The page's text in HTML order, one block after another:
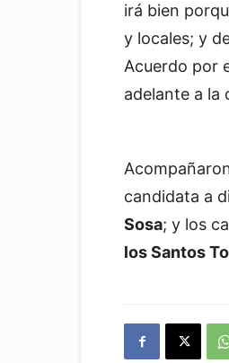
irá bien
y locales; y
Acuerdo por
adelante a la
candidata a
Sosa; y los
los Santos